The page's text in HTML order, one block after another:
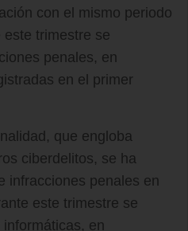
con el mismo periodo
trimestre se
penales, en
en el primer
que engloba
ciberdelitos, se ha
infracciones penales en
este trimestre se
en